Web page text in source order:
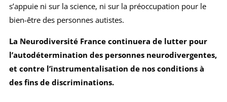
s’appuie ni sur la science, ni sur la préoccupation pour le
bien-être des personnes autistes.
La Neurodiversité France continuera de lutter pour
l’autodétermination des personnes neurodivergentes,
et contre l’instrumentalisation de nos conditions à
des fins de discriminations.